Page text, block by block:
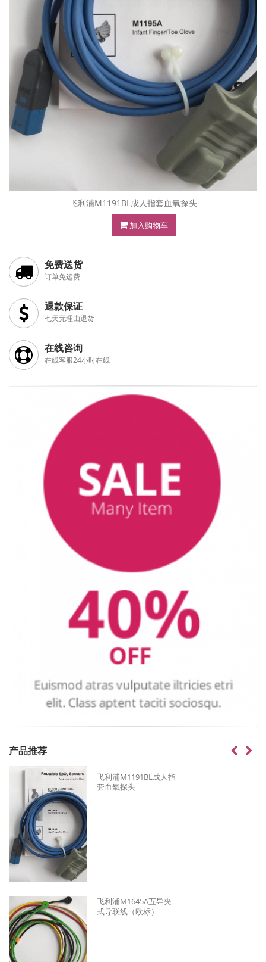
飞利浦M1191BL成人指套血氧探头
加入购物车
免费送货
订单免运费
退款保证
七天无理由退货
在线咨询
在线客服24小时在线
产品推荐
飞利浦M1191BL成人指
套血氧探头
飞利浦M1645A五导夹
式导联线（欧标）